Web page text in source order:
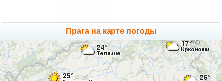
Прага на карте погоды